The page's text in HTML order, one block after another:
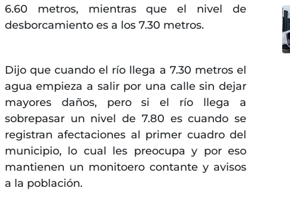
6.60 metros, mientras que el nivel de
desborcamiento es a los 7.30 metros.
Dijo que cuando el río llega a 7.30 metros el
agua empieza a salir por una calle sin dejar
mayores daños, pero si el río llega a
sobrepasar un nivel de 7.80 es cuando se
registran afectaciones al primer cuadro del
municipio, lo cual les preocupa y por eso
mantienen un monitoero contante y avisos
a la población.